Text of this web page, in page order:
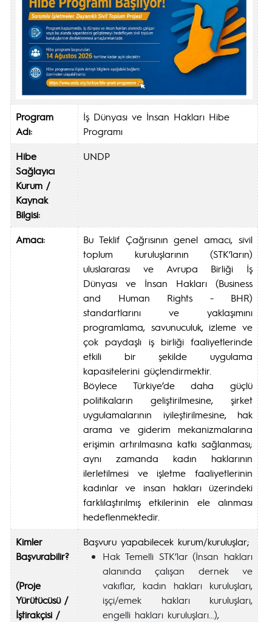
Program
Adı:
İş Dünyası ve İnsan Hakları Hibe
Programı
Hibe
Sağlayıcı
Kurum /
Kaynak
Bilgisi:
UNDP
Amacı:
Bu Teklif Çağrısının genel amacı, sivil
toplum kuruluşlarının (STK’ların)
uluslararası ve Avrupa Birliği İş
Dünyası ve İnsan Hakları (Business
and Human Rights - BHR)
standartlarını ve yaklaşımını
programlama, savunuculuk, izleme ve
çok paydaşlı iş birliği faaliyetlerinde
etkili bir şekilde uygulama
kapasitelerini güçlendirmektir.
Böylece Türkiye’de daha güçlü
politikaların geliştirilmesine, şirket
uygulamalarının iyileştirilmesine, hak
arama ve giderim mekanizmalarına
erişimin artırılmasına katkı sağlanması;
aynı zamanda kadın haklarının
ilerletilmesi ve işletme faaliyetlerinin
kadınlar ve insan hakları üzerindeki
farklılaştırılmış etkilerinin ele alınması
hedeflenmektedir.
Kimler
Başvurabilir?
(Proje
Yürütücüsü /
İştirakçisi /
Başvuru yapabilecek kurum/kuruluşlar;
Hak Temelli STK’lar (İnsan hakları
alanında çalışan dernek ve
vakıflar, kadın hakları kuruluşları,
işçi/emek hakları kuruluşları,
engelli hakları kuruluşları…),